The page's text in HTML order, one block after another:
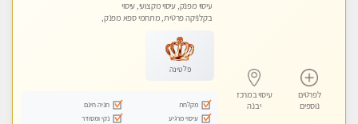
לפרטים
נוספים
עיסוי במרכז
יבנה
עיסוי מפנק, עיסוי מקצועי, עיסוי
בקלניקה פרטית, מתחמי ספא מפנק,
פלטינה
מקלחת
חניה חינם
עיסוי מרגיע
נקי ומסודר